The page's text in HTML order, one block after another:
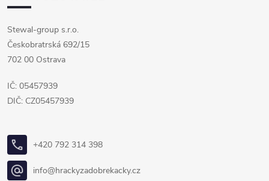
Stewal-group s.r.o.
Českobratrská 692/15
702 00 Ostrava
IČ: 05457939
DIČ: CZ05457939
+420 792 314 398
info@hrackyzadobrekacky.cz